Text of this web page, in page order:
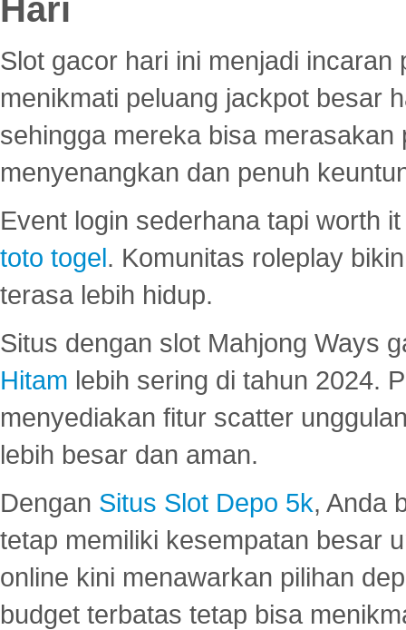
Hari
Slot gacor hari ini menjadi
menikmati peluang jackpot besar
sehingga mereka bisa
menyenangkan dan penuh
Event login sederhana tapi worth
toto togel. Komunitas roleplay
terasa lebih hidup.
Situs dengan slot Mahjong Ways
Hitam lebih sering di tahun 2024.
menyediakan fitur scatter
lebih besar dan aman.
Dengan Situs Slot Depo 5k, Anda
tetap memiliki kesempatan besar
online kini menawarkan pilihan
budget terbatas tetap bisa